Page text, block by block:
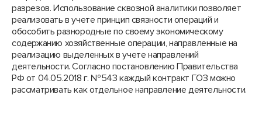
разрезов. Использование сквозной аналитики позволяет
реализовать в учете принцип связности операций и
обособить разнородные по своему экономическому
содержанию хозяйственные операции, направленные на
реализацию выделенных в учете направлений
деятельности. Согласно постановлению Правительства
РФ от 04.05.2018 г. №543 каждый контракт ГОЗ можно
рассматривать как отдельное направление деятельности.